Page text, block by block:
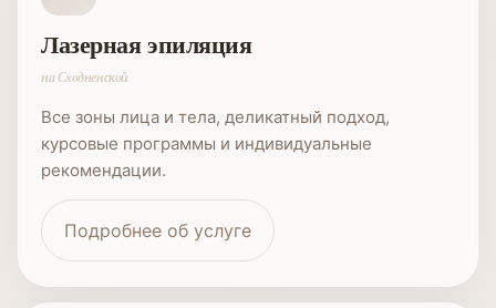
Лазерная эпиляция
на Сходненской
Все зоны лица и тела, деликатный подход,
курсовые программы и индивидуальные
рекомендации.
Подробнее об услуге